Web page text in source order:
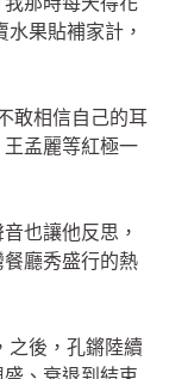
果貼補家計，
敢相信自己的耳
孟麗等紅極一
也讓他反思，
廳秀盛行的熱
之後，孔鏘陸續